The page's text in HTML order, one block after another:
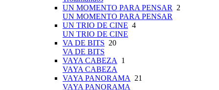
UN MOMENTO PARA PENSAR
2
UN MOMENTO PARA PENSAR
UN TRIO DE CINE 4
UN TRIO DE CINE
VA DE BITS 20
VA DE BITS
VAYA CABEZA
1
VAYA CABEZA
VAYA PANORAMA
21
VAYA PANORAMA